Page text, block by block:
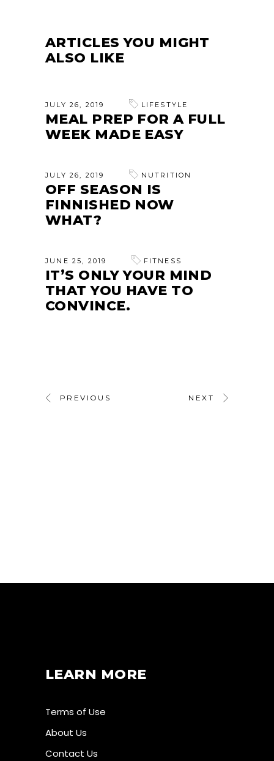
ARTICLES YOU MIGHT
ALSO LIKE
JULY 26, 2019 LIFESTYLE
MEAL PREP FOR A FULL
WEEK MADE EASY
JULY 26, 2019 NUTRITION
OFF SEASON IS
FINNISHED NOW
WHAT?
JUNE 25, 2019 FITNESS
IT’S ONLY YOUR MIND
THAT YOU HAVE TO
CONVINCE.
PREVIOUS NEXT
LEARN MORE
Terms of Use
About Us
Contact Us